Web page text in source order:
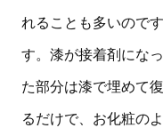
れることも多いので
す。漆が接着剤にな
た部分は漆で埋めて
るだけで、お化粧の